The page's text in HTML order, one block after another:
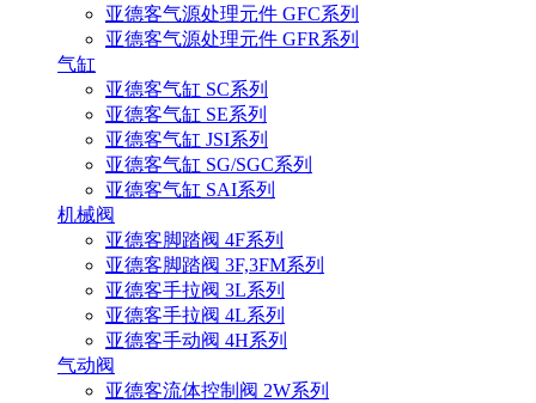
亚德客气源处理元件 GFC系列
亚德客气源处理元件 GFR系列
气缸
亚德客气缸 SC系列
亚德客气缸 SE系列
亚德客气缸 JSI系列
亚德客气缸 SG/SGC系列
亚德客气缸 SAI系列
机械阀
亚德客脚踏阀 4F系列
亚德客脚踏阀 3F,3FM系列
亚德客手拉阀 3L系列
亚德客手拉阀 4L系列
亚德客手动阀 4H系列
气动阀
亚德客流体控制阀 2W系列